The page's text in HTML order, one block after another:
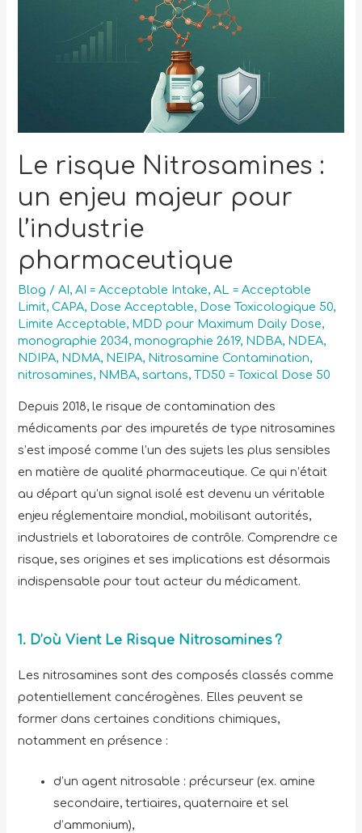
Le risque Nitrosamines :
un enjeu majeur pour
l’industrie
pharmaceutique
Blog /AI,AI = Acceptable Intake,AL = Acceptable
Limit,CAPA, Dose Acceptable, Dose Toxicologique 50,
Limite Acceptable, MDD pour Maximum Daily Dose,
monographie 2034,monographie 2619, NDBA, NDEA,
NDIPA, NDMA, NEIPA, Nitrosamine Contamination,
nitrosamines, NMBA,sartans,TD50 = Toxical Dose 50
Depuis 2018, le risque de contamination des
médicaments par des impuretés de type nitrosamines
s’est imposé comme l’un des sujets les plus sensibles
en matière de qualité pharmaceutique. Ce qui n’était
au départ qu’un signal isolé est devenu un véritable
enjeu réglementaire mondial, mobilisant autorités,
industriels et laboratoires de contrôle. Comprendre ce
risque, ses origines et ses implications est désormais
indispensable pour tout acteur du médicament.
1. D’où Vient Le Risque Nitrosamines?
Les nitrosamines sont des composés classés comme
potentiellement cancérogènes. Elles peuvent se
former dans certaines conditions chimiques,
notamment en présence :
d’un agent nitrosable : précurseur (ex. amine
secondaire, tertiaires, quaternaire et sel
d’ammonium),